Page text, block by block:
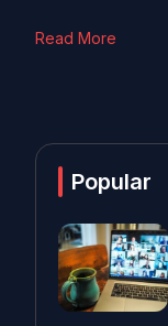
Read More
Popular